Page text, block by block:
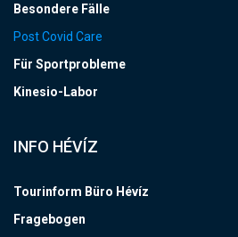
Besondere Fälle
Post Covid Care
Für Sportprobleme
Kinesio-Labor
INFO HÉVÍZ
Tourinform Büro Hévíz
Fragebogen